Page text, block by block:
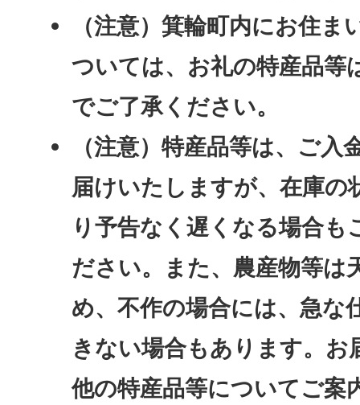
（注意）箕輪町内にお住
ついては、お礼の特産品等
でご了承ください。
（注意）特産品等は、ご入
届けいたしますが、在庫の
り予告なく遅くなる場合
ださい。また、農産物等は
め、不作の場合には、急な
きない場合もあります。
他の特産品等についてご案